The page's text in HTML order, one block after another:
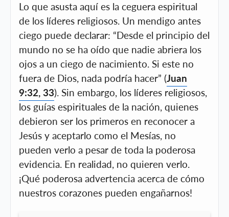
Lo que asusta aquí es la ceguera espiritual
de los líderes religiosos. Un mendigo antes
ciego puede declarar: “Desde el principio del
mundo no se ha oído que nadie abriera los
ojos a un ciego de nacimiento. Si este no
fuera de Dios, nada podría hacer” (Juan
9:32, 33). Sin embargo, los líderes religiosos,
los guías espirituales de la nación, quienes
debieron ser los primeros en reconocer a
Jesús y aceptarlo como el Mesías, no
pueden verlo a pesar de toda la poderosa
evidencia. En realidad, no quieren verlo.
¡Qué poderosa advertencia acerca de cómo
nuestros corazones pueden engañarnos!